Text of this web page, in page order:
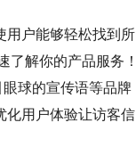
用户能够轻松找到所
了解你的产品服务！
球的宣传语等品牌
化用户体验让访客信